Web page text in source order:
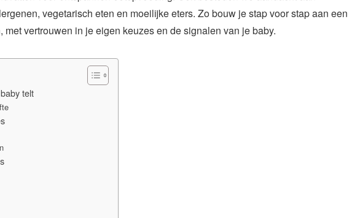
vegetarisch eten en moeilijke eters. Zo bouw je stap voor stap aan een
vertrouwen in je eigen keuzes en de signalen van je baby.
telt